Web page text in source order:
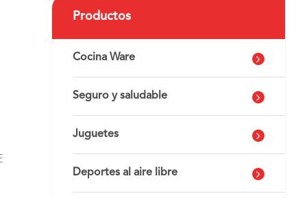
Productos
Cocina Ware
Seguro y saludable
Juguetes
Deportes al aire libre